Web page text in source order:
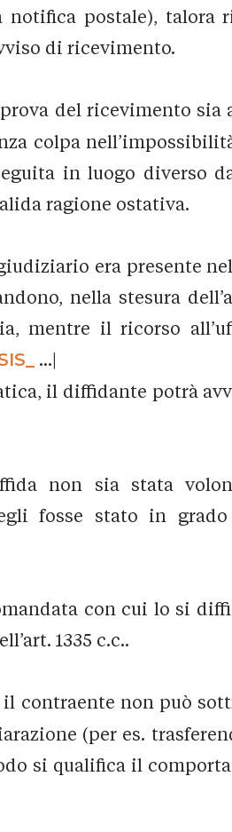
postale),
di ricevimento.
del ricevimento sia
colpa
in luogo diverso
ragione ostativa.
era presente
nella stesura
mentre il ricorso
...|
il diffidante potrà
non sia stata
fosse stato in
con cui lo si
1335 c.c..
contraente non può
(per es.
si qualifica il